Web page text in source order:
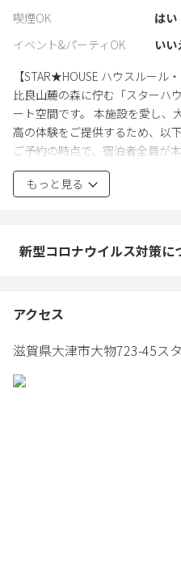
喫煙OK
はい
イベント&パーティOK
いい
【STAR★HOUSE ハウスルール
比良山麓の森に佇む「スターハ
ート空間です。 本施設を愛し、
高の体験をご提供するため、以
ご予約の時点で、宿泊者全員が
す。
～10:00
※宿泊予約時間外に入室を確
【最重要】夜間・早朝（21:00～
比良山麓の静かな夜と穏やかな
ャグジー・ウッドデッキ等）の
止】とさせていただきます。大
もっと見る
新型コロナウイルス対策に
アクセス
滋賀県大津市大物723-45ス